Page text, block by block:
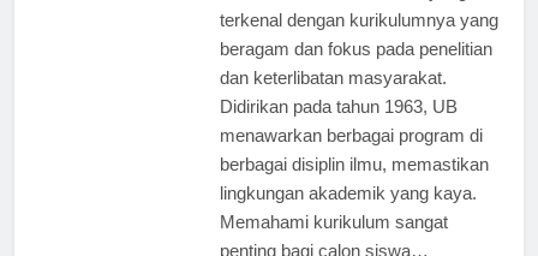
adalah institusi terkemuka yang
terkenal dengan kurikulumnya yang
beragam dan fokus pada penelitian
dan keterlibatan masyarakat.
Didirikan pada tahun 1963, UB
menawarkan berbagai program di
berbagai disiplin ilmu, memastikan
lingkungan akademik yang kaya.
Memahami kurikulum sangat